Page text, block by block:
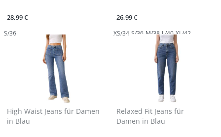
28,99 €
S/36
26,99 €
XS/34 S/36 M/38 L/40 XL/42
High Waist Jeans für Damen
in Blau
Relaxed Fit Jeans für
Damen in Blau